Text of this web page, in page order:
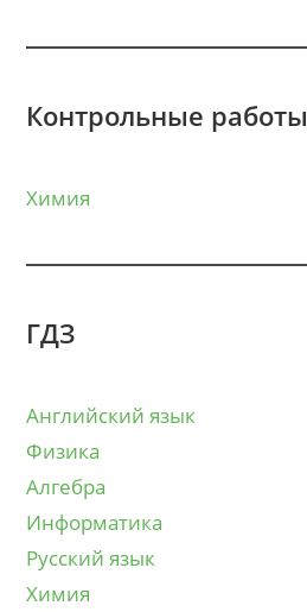
Контрольные работы
Химия
ГДЗ
Английский язык
Физика
Алгебра
Информатика
Русский язык
Химия